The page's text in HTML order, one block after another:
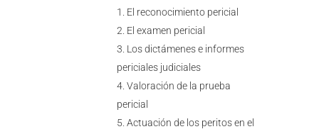
El reconocimiento pericial
El examen pericial
Los dictámenes e informes
periciales judiciales
Valoración de la prueba
pericial
Actuación de los peritos en el